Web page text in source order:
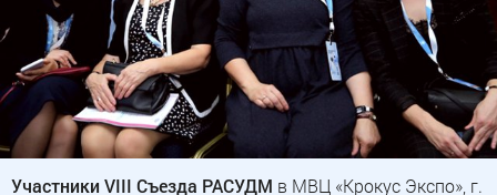
Участники VIII Съезда РАСУДМ в МВЦ «Крокус Экспо», г.